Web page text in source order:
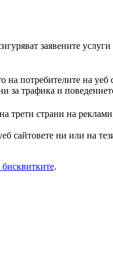
заявените
потребителите на уеб
за трафика и
трети страни на
сайтовете ни или на
бисквитките.